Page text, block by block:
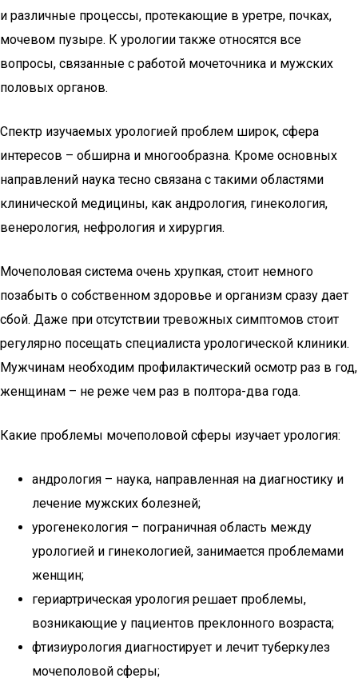
и различные процессы, протекающие в уретре, почках,
мочевом пузыре. К урологии также относятся все
вопросы, связанные с работой мочеточника и мужских
половых органов.
Спектр изучаемых урологией проблем широк, сфера
интересов – обширна и многообразна. Кроме основных
направлений наука тесно связана с такими областями
клинической медицины, как андрология, гинекология,
венерология, нефрология и хирургия.
Мочеполовая система очень хрупкая, стоит немного
позабыть о собственном здоровье и организм сразу дает
сбой. Даже при отсутствии тревожных симптомов стоит
регулярно посещать специалиста урологической клиники.
Мужчинам необходим профилактический осмотр раз в год,
женщинам – не реже чем раз в полтора-два года.
Какие проблемы мочеполовой сферы изучает урология:
андрология – наука, направленная на диагностику и
лечение мужских болезней;
урогенекология – пограничная область между
урологией и гинекологией, занимается проблемами
женщин;
гериартрическая урология решает проблемы,
возникающие у пациентов преклонного возраста;
фтизиурология диагностирует и лечит туберкулез
мочеполовой сферы;